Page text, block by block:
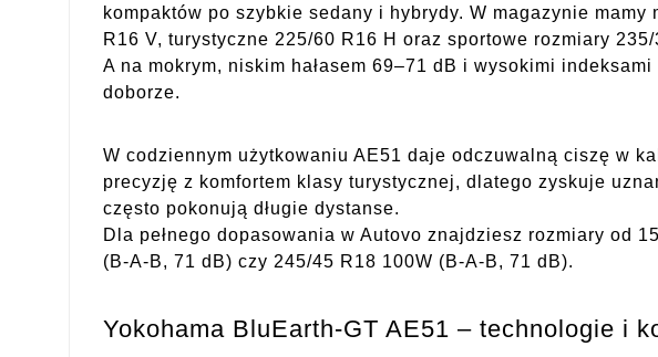
kompaktów po szybkie sedany i hybrydy. W magazynie
R16 V, turystyczne 225/60 R16 H oraz sportowe rozmiary
A na mokrym, niskim hałasem 69–71 dB i wysokimi
doborze.
W codziennym użytkowaniu AE51 daje odczuwalną ciszę w
precyzję z komfortem klasy turystycznej, dlatego zyskuje
często pokonują długie dystanse.
Dla pełnego dopasowania w Autovo znajdziesz rozmiary od
(B-A-B, 71 dB) czy 245/45 R18 100W (B-A-B, 71 dB).
Yokohama BluEarth-GT AE51 – technologie i